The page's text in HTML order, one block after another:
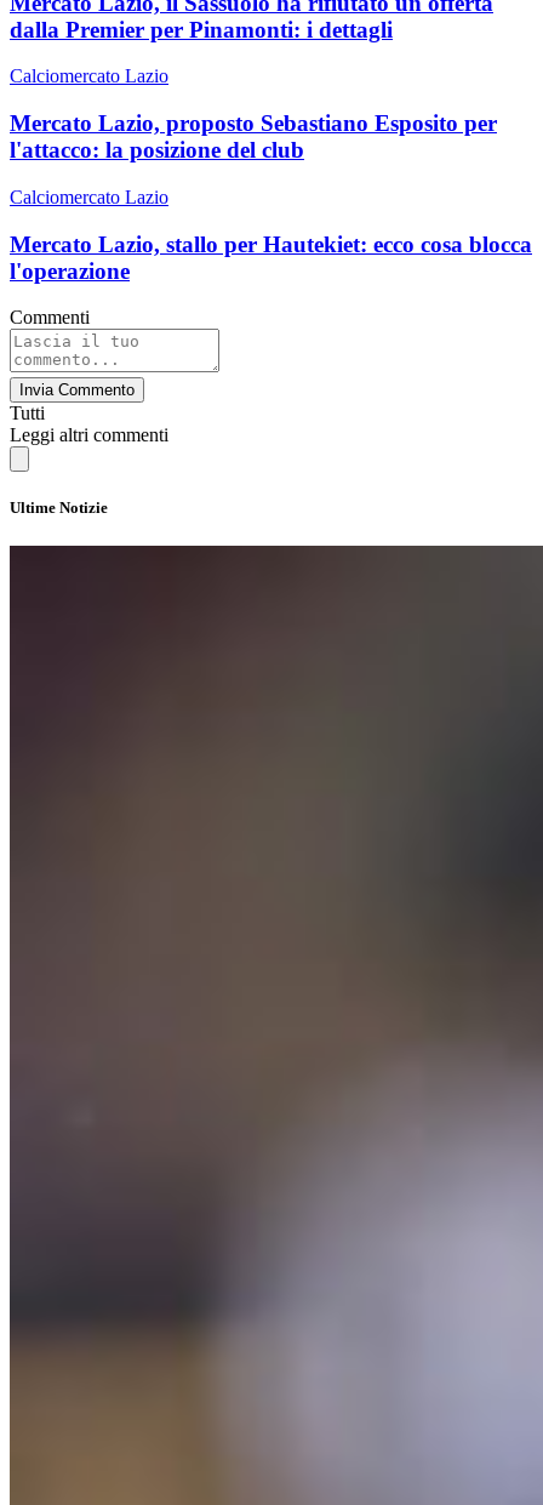
dalla Premier per Pinamonti: i dettagli
Calciomercato Lazio
Mercato Lazio, proposto Sebastiano Esposito per
l'attacco: la posizione del club
Calciomercato Lazio
Mercato Lazio, stallo per Hautekiet: ecco cosa blocca
l'operazione
Commenti
Invia Commento
Tutti
Leggi altri commenti
Ultime Notizie